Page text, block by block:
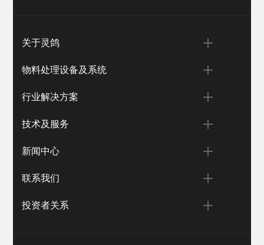
关于灵鸽
物料处理设备及系统
行业解决方案
技术及服务
新闻中心
联系我们
投资者关系